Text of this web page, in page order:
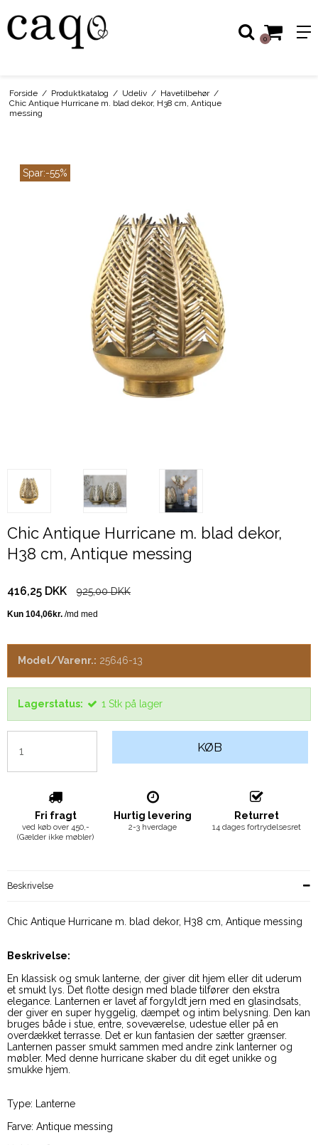
0
Forside / Produktkatalog / Udeliv / Havetilbehør /
Chic Antique Hurricane m. blad dekor, H38 cm, Antique
messing
Spar:-55%
Chic Antique Hurricane m. blad dekor,
H38 cm, Antique messing
416,25 DKK 925,00 DKK
Model/Varenr.: 25646-13
Lagerstatus: 1 Stk på lager
KØB
Fri fragt
ved køb over 450,-
(Gælder ikke møbler)
Hurtig levering
2-3 hverdage
Returret
14 dages fortrydelsesret
Beskrivelse
Chic Antique Hurricane m. blad dekor, H38 cm, Antique messing
Beskrivelse:
En klassisk og smuk lanterne, der giver dit hjem eller dit uderum
et smukt lys. Det flotte design med blade tilfører den ekstra
elegance. Lanternen er lavet af forgyldt jern med en glasindsats,
der giver en super hyggelig, dæmpet og intim belysning. Den kan
bruges både i stue, entre, soveværelse, udestue eller på en
overdækket terrasse. Det er kun fantasien der sætter grænser.
Lanternen passer smukt sammen med andre zink lanterner og
møbler. Med denne hurricane skaber du dit eget unikke og
smukke hjem.
Type: Lanterne
Farve: Antique messing